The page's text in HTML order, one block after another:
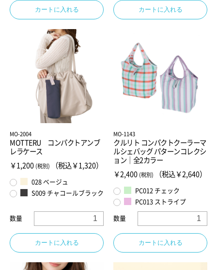
カートに入れる カートに入れる
MO-2004
MOTTERU コンパクトアンブ
レラケース
￥1,200 (税別) （税込￥1,320）
028 ベージュ
S009 チャコールブラック
数量
カートに入れる
MO-1143
クルリト コンパクトクーラーマ
ルシェバッグ パターンコレクシ
ョン｜全2カラー
￥2,400 (税別) （税込￥2,640）
PC012 チェック
PC013 ストライプ
数量
カートに入れる